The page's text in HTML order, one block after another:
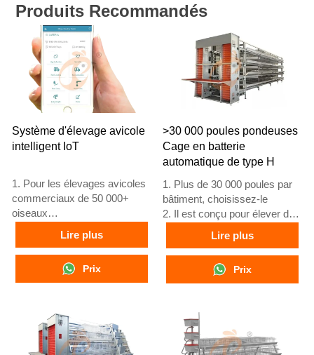
Produits Recommandés
Système d'élevage avicole
intelligent IoT
1. Pour les élevages avicoles
commerciaux de 50 000+
oiseaux
environnementale 24/7
3. Amélioration de la
conversion alimentaire de 15
à 20 %
production d'œufs de 10 %
5. Réception /WhatsApp NO. :
+8618830120193
Lire plus
Prix
>30 000 poules pondeuses
Cage en batterie
automatique de type H
1. Plus de 30 000 poules par
bâtiment, choisissez-le
2. Il est conçu pour élever des
semaines jusqu'à l'âge adulte
pour la ponte
3. Sa durée de vie est de plus
de 25 ans
24h/24, numéro WhatsApp :
+8618830120193, +234
8111199996
Lire plus
Prix